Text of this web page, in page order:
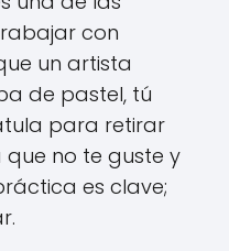
con
un artista
de pastel, tú
para retirar
no te guste y
es clave;